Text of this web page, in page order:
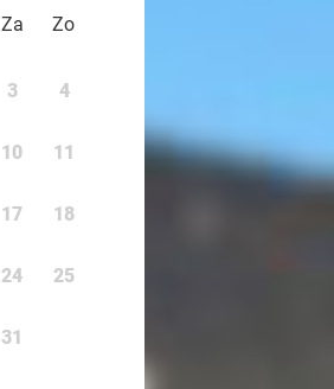
Za Zo
3 4
10 11
17 18
24 25
31